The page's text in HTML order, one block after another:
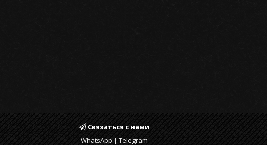
Связаться с нами
WhatsApp | Telegram